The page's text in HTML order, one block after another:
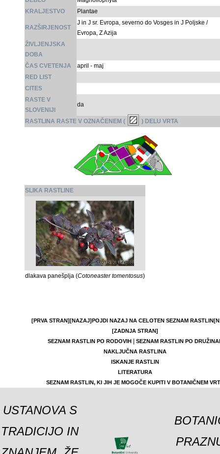
KRALJESTVO
Plantae
RAZŠIRJENOST
J in J sr. Evropa, severno do Vosges in J Poljske /
Evropa, Z Azija
ŽIVLJENJSKA
DOBA
ČAS CVETENJA
april - maj
RED LIST
CITES
RASTE V
SLOVENIJI
da
RASTLINA RASTE V OZNAČENEM ( ) DELU VRTA
SLIKA RASTLINE
dlakava panešplja (Cotoneaster tomentosus)
[PRVA STRAN][NAZAJ]POJDI NAZAJ NA CELOTEN SEZNAM RASTLIN
[ZADNJA STRAN]
SEZNAM RASTLIN PO RODOVIH|
SEZNAM RASTLIN PO
NAKLJUČNA RASTLINA
ISKANJE RASTLIN
LITERATURA
SEZNAM RASTLIN, KI JIH JE MOGOČE KUPITI V BOTANIČNEM
USTANOVA S
TRADICIJO IN